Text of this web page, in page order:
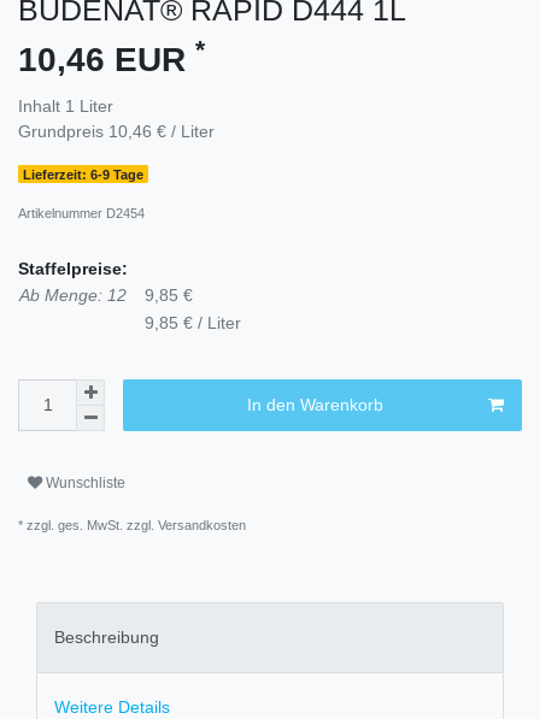
BUDENAT® RAPID D444 1L
10,46 EUR *
Inhalt 1 Liter
Grundpreis 10,46 € / Liter
Lieferzeit: 6-9 Tage
Artikelnummer D2454
Staffelpreise:
Ab Menge: 12
9,85 €
9,85 € / Liter
In den Warenkorb
Wunschliste
* zzgl. ges. MwSt. zzgl. Versandkosten
Beschreibung
Weitere Details